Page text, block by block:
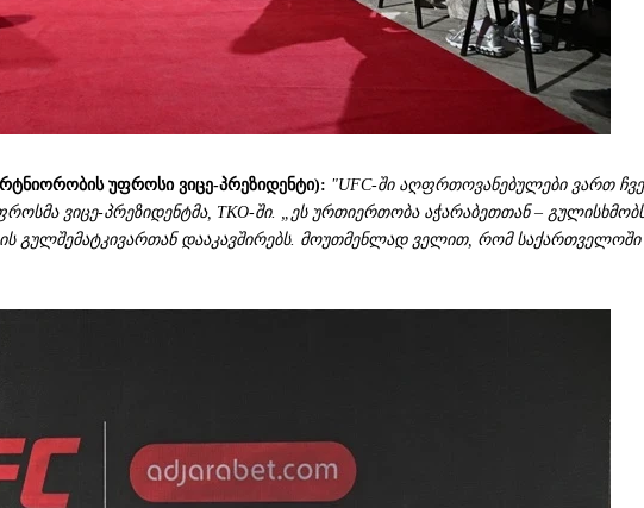
უფროსი ვიცე-პრეზიდენტი): "UFC-ში აღფრთოვანებულები ვართ
ვიცე-პრეზიდენტმა, TKO-ში. „ეს ურთიერთობა აჭარაბეთთან –
ის გულშემატკივართან დააკავშირებს. მოუთმენლად ველით, რომ